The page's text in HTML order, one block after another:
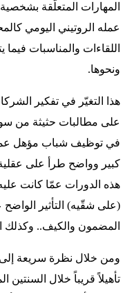
المهارات المتعلّقة
عمله الروتيني اليومي
اللقاءات والمناسبات
ونحوها.
هذا التغيّر في تفكير
على مطالبات حثيثة من
في توظيف شباب مؤهل
كبير وواضح طرأ على
هذه الدورات عمّا كانت
(على شقّيه) التأثير
المضمون والكيف.. وكذلك
ومن خلال نظرة سريعة
تأهيلاً قريباً خلال السنتين